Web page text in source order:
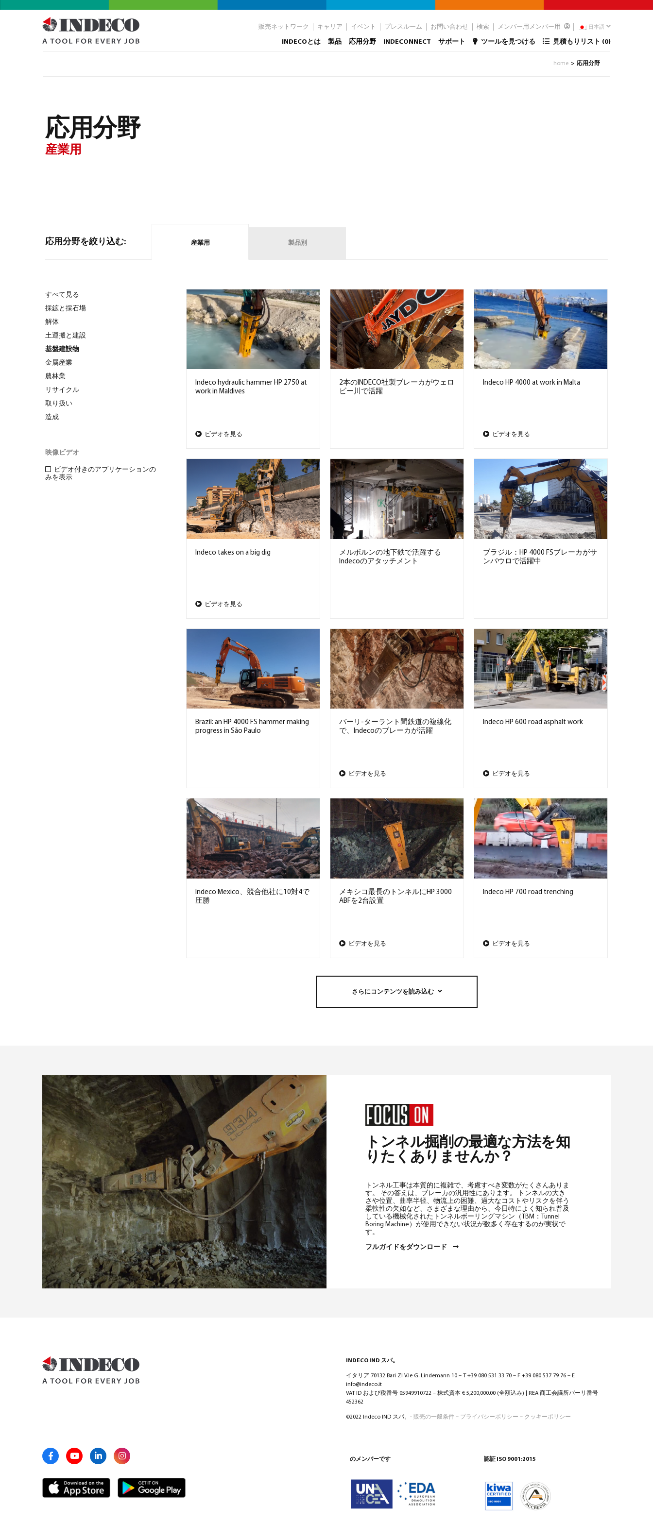
販売ネットワーク キャリア イベント プレスルーム お問い合わせ 検索 メンバー用メンバー用 日本語
INDECOとは 製品 応用分野 INDECONNECT サポート ツールを見つける 見積もりリスト (0)
home > 応用分野
応用分野
産業用
応用分野を絞り込む: 産業用 製品別
すべて見る
採鉱と採石場
解体
土運搬と建設
基盤建設物
金属産業
農林業
リサイクル
取り扱い
造成
映像ビデオ
ビデオ付きのアプリケーションの
みを表示
Indeco hydraulic hammer HP 2750 at
work in Maldives
ビデオを見る
2本のINDECO社製ブレーカがウェロ
ビー川で活躍
Indeco HP 4000 at work in Malta
ビデオを見る
Indeco takes on a big dig
ビデオを見る
メルボルンの地下鉄で活躍する
Indecoのアタッチメント
ブラジル：HP 4000 FSブレーカがサ
ンパウロで活躍中
Brazil: an HP 4000 FS hammer making
progress in São Paulo
バーリ-ターラント間鉄道の複線化
で、Indecoのブレーカが活躍
ビデオを見る
Indeco HP 600 road asphalt work
ビデオを見る
Indeco Mexico、競合他社に10対4で
圧勝
メキシコ最長のトンネルにHP 3000
ABFを2台設置
ビデオを見る
Indeco HP 700 road trenching
ビデオを見る
さらにコンテンツを読み込む
トンネル掘削の最適な方法を知
りたくありませんか？
トンネル工事は本質的に複雑で、考慮すべき変数がたくさんありま
す。 その答えは、ブレーカの汎用性にあります。 トンネルの大き
さや位置、曲率半径、物流上の困難、過大なコストやリスクを伴う
柔軟性の欠如など、さまざまな理由から、今日特によく知られ普及
している機械化されたトンネルボーリングマシン（TBM：Tunnel
Boring Machine）が使用できない状況が数多く存在するのが実状で
す。
フルガイドをダウンロード
INDECO IND スパ。
イタリア 70132 Bari ZI V.le G. Lindemann 10 – T +39 080 531 33 70 – F +39 080 537 79 76 – E
info@indeco.it
VAT ID および税番号 05949910722 – 株式資本 € 5,200,000.00 (全額込み) | REA 商工会議所バーリ番号
452362
©2022 Indeco IND スパ。- 販売の一般条件 – プライバシーポリシー – クッキーポリシー
のメンバーです 認証 ISO 9001:2015